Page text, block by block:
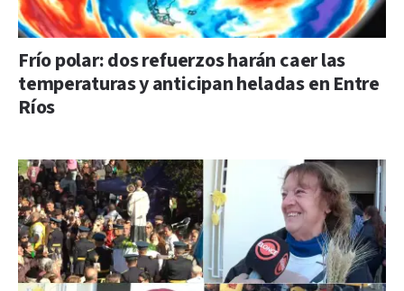
Frío polar: dos refuerzos harán caer las
temperaturas y anticipan heladas en Entre
Ríos